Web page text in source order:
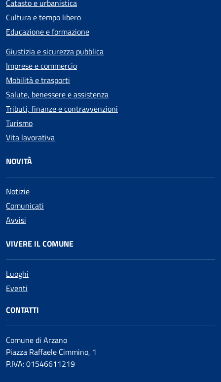
Catasto e urbanistica
Cultura e tempo libero
Educazione e formazione
Giustizia e sicurezza pubblica
Imprese e commercio
Mobilità e trasporti
Salute, benessere e assistenza
Tributi, finanze e contravvenzioni
Turismo
Vita lavorativa
NOVITÀ
Notizie
Comunicati
Avvisi
VIVERE IL COMUNE
Luoghi
Eventi
CONTATTI
Comune di Arzano
Piazza Raffaele Cimmino, 1
P.IVA: 01546611219